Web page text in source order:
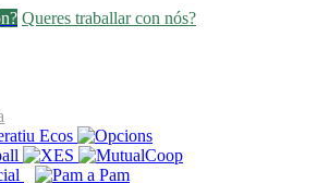
Queres traballar con nós?